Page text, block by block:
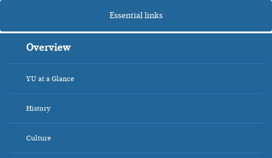
Essential links
Overview
YU at a Glance
History
Culture